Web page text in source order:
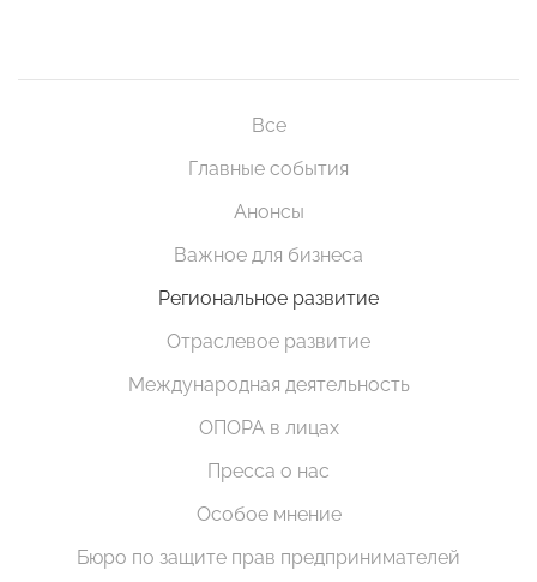
Все
Главные события
Анонсы
Важное для бизнеса
Региональное развитие
Отраслевое развитие
Международная деятельность
ОПОРА в лицах
Пресса о нас
Особое мнение
Бюро по защите прав предпринимателей